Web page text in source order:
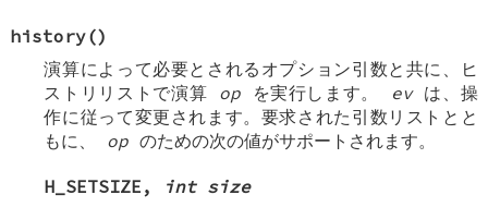
history()
演算によって必要とされるオプション引数と共に、ヒ
ストリリストで演算 opを実行します。 evは、操
作に従って変更されます。要求された引数リストとと
もに、 op のための次の値がサポートされます。
H_SETSIZE ,
int size